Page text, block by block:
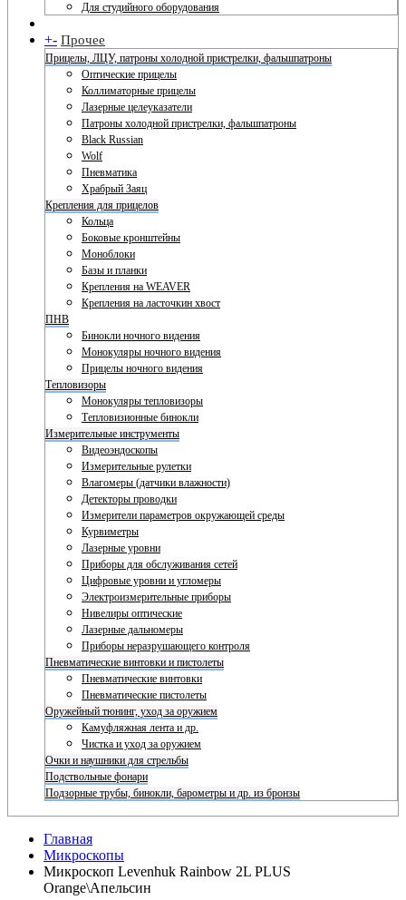
Для студийного оборудования
+- Прочее
Прицелы, ЛЦУ, патроны холодной пристрелки, фальшпатроны
Оптические прицелы
Коллиматорные прицелы
Лазерные целеуказатели
Патроны холодной пристрелки, фальшпатроны
Black Russian
Wolf
Пневматика
Храбрый Заяц
Крепления для прицелов
Кольца
Боковые кронштейны
Моноблоки
Базы и планки
Крепления на WEAVER
Крепления на ласточкин хвост
ПНВ
Бинокли ночного видения
Монокуляры ночного видения
Прицелы ночного видения
Тепловизоры
Монокуляры тепловизоры
Тепловизионные бинокли
Измерительные инструменты
Видеоэндоскопы
Измерительные рулетки
Влагомеры (датчики влажности)
Детекторы проводки
Измерители параметров окружающей среды
Курвиметры
Лазерные уровни
Приборы для обслуживания сетей
Цифровые уровни и угломеры
Электроизмерительные приборы
Нивелиры оптические
Лазерные дальномеры
Приборы неразрушающего контроля
Пневматические винтовки и пистолеты
Пневматические винтовки
Пневматические пистолеты
Оружейный тюнинг, уход за оружием
Камуфляжная лента и др.
Чистка и уход за оружием
Очки и наушники для стрельбы
Подствольные фонари
Подзорные трубы, бинокли, барометры и др. из бронзы
Главная
Микроскопы
Микроскоп Levenhuk Rainbow 2L PLUS
Orange\Апельсин